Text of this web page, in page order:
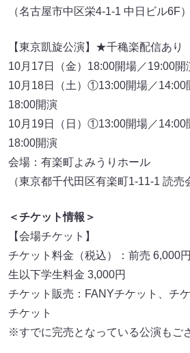
（名古屋市中区栄4-1-1 中日ビル6F）
【東京凱旋公演】★千穐楽配信あり
10月17日（金）18:00開場／19:00
10月18日（土）①13:00開場／
18:00開演
10月19日（日）①13:00開場／
18:00開演
会場：有楽町よみうりホール
（東京都千代田区有楽町1-11-1 読売
＜チケット情報＞
【会場チケット】
チケット料金（税込）：前売 6,000
生以下学生料金 3,000円
チケット販売：FANYチケット、チ
チケット
※すでに完売となっている公演もご